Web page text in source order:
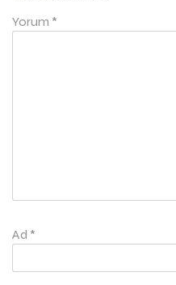
Yorum *
Ad *